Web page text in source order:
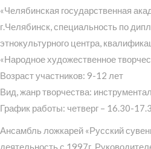
«Челябинская государственная
г.Челябинск, специальность по
этнокультурного центра,
«Народное художественное
Возраст участников: 9-12 лет
Вид, жанр творчества:
График работы: четверг – 16.30-
Ансамбль ложкарей «Русский
деятельность с 1997г.